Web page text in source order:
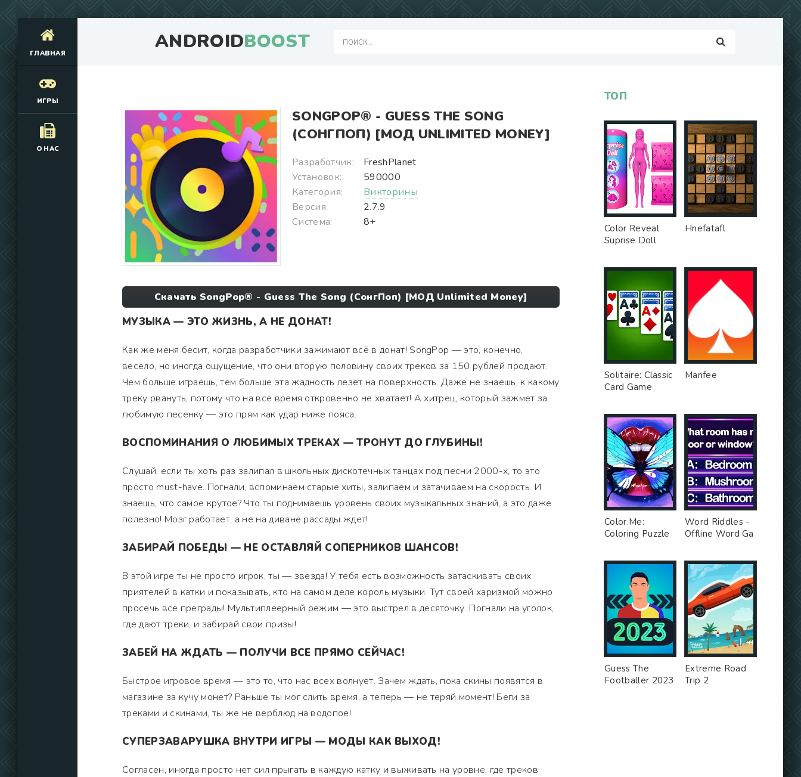
ANDROIDBOOST
ГЛАВНАЯ
ИГРЫ
О НАС
SONGPOP® - GUESS THE SONG
(СОНГПОП) [МОД UNLIMITED MONEY]
Разработчик:
FreshPlanet
Установок:
590000
Категория:
Викторины
Версия:
2.7.9
Система:
8+
Скачать SongPop® - Guess The Song (СонгПоп) [МОД Unlimited Money]
МУЗЫКА — ЭТО ЖИЗНЬ, А НЕ ДОНАТ!
Как же меня бесит, когда разработчики зажимают всё в донат! SongPop — это, конечно,
весело, но иногда ощущение, что они вторую половину своих треков за 150 рублей продают.
Чем больше играешь, тем больше эта жадность лезет на поверхность. Даже не знаешь, к какому
треку рвануть, потому что на всё время откровенно не хватает! А хитрец, который зажмет за
любимую песенку — это прям как удар ниже пояса.
ВОСПОМИНАНИЯ О ЛЮБИМЫХ ТРЕКАХ — ТРОНУТ ДО ГЛУБИНЫ!
Слушай, если ты хоть раз залипал в школьных дискотечных танцах под песни 2000-х, то это
просто must-have. Погнали, вспоминаем старые хиты, залипаем и затачиваем на скорость. И
знаешь, что самое крутое? Что ты поднимаешь уровень своих музыкальных знаний, а это даже
полезно! Мозг работает, а не на диване рассады ждет!
ЗАБИРАЙ ПОБЕДЫ — НЕ ОСТАВЛЯЙ СОПЕРНИКОВ ШАНСОВ!
В этой игре ты не просто игрок, ты — звезда! У тебя есть возможность затаскивать своих
приятелей в катки и показывать, кто на самом деле король музыки. Тут своей харизмой можно
просечь все преграды! Мультиплеерный режим — это выстрел в десяточку. Погнали на уголок,
где дают треки, и забирай свои призы!
ЗАБЕЙ НА ЖДАТЬ — ПОЛУЧИ ВСЕ ПРЯМО СЕЙЧАС!
Быстрое игровое время — это то, что нас всех волнует. Зачем ждать, пока скины появятся в
магазине за кучу монет? Раньше ты мог слить время, а теперь — не теряй момент! Беги за
треками и скинами, ты же не верблюд на водопое!
СУПЕРЗАВАРУШКА ВНУТРИ ИГРЫ — МОДЫ КАК ВЫХОД!
Согласен, иногда просто нет сил прыгать в каждую катку и выживать на уровне, где треков
ТОП
Color Reveal
Suprise Doll
Hnefatafl
Solitaire: Classic
Card Game
Manfee
Color.Me:
Coloring Puzzle
Word Riddles -
Offline Word Ga
Guess The
Footballer 2023
Extreme Road
Trip 2